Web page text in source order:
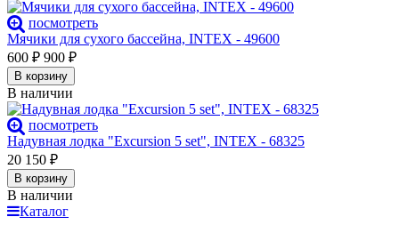
посмотреть
Мячики для сухого бассейна, INTEX - 49600
600 ₽ 900 ₽
В корзину
В наличии
посмотреть
Надувная лодка "Excursion 5 set", INTEX - 68325
20 150 ₽
В корзину
В наличии
Каталог